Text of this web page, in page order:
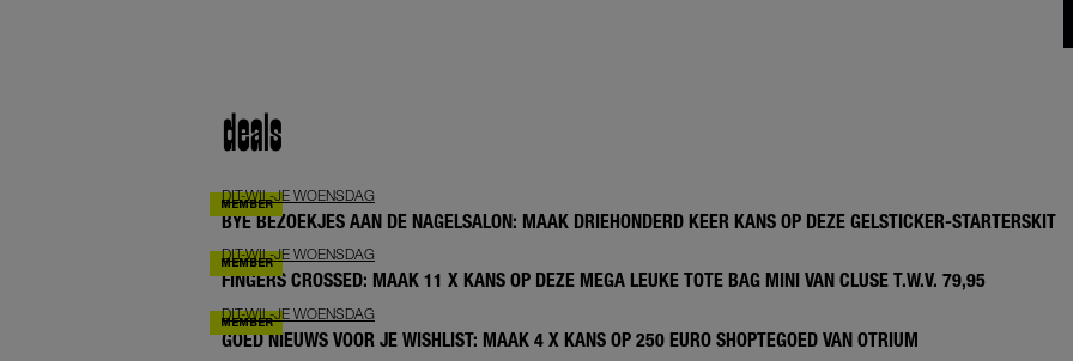
deals
DIT-WIL-JE WOENSDAG
BYE BEZOEKJES AAN DE NAGELSALON: MAAK DRIEHONDERD KEER KANS OP DEZE GELSTICKER-STARTERSKIT
DIT-WIL-JE WOENSDAG
FINGERS CROSSED: MAAK 11 X KANS OP DEZE MEGA LEUKE TOTE BAG MINI VAN CLUSE T.W.V. 79,95
DIT-WIL-JE WOENSDAG
GOED NIEUWS VOOR JE WISHLIST: MAAK 4 X KANS OP 250 EURO SHOPTEGOED VAN OTRIUM